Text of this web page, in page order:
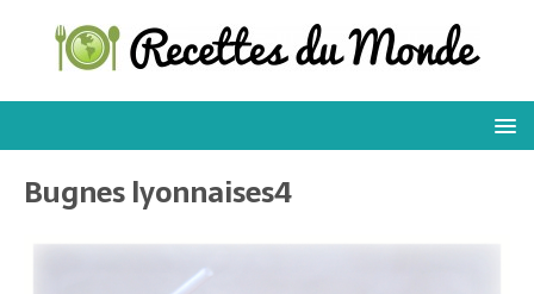
Bugnes lyonnaises4